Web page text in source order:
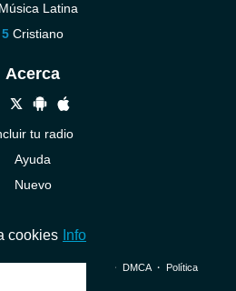
Música Latina
Cristiano
Acerca
tu radio
Ayuda
Nuevo
todos los derechos. ・ DMCA・ Política
cookies Info